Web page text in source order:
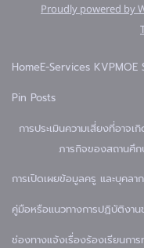
Proudly powered by
HomeE-Services KVPMOE
Pin Posts
การประเมินความเสี่ยงที่อาจ
ภารกิจของสถานศึ
การเปิดเผยข้อมูลครู และบุคลา
คู่มือหรือแนวทางการปฏิบัติงา
ช่องทางแจ้งเรื่องร้องเรียนกา